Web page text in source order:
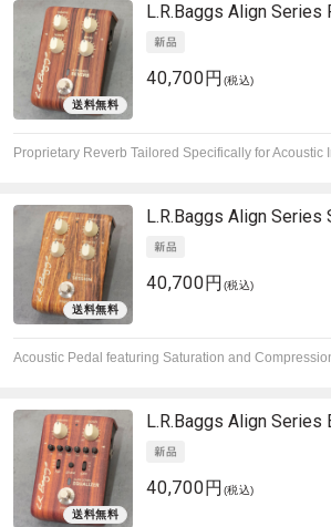
L.R.Baggs Align Series
40,700円 (税込)
Proprietary Reverb Tailored Specifically for Acoustic
L.R.Baggs Align Series
40,700円 (税込)
Acoustic Pedal featuring Saturation and
L.R.Baggs Align Series
40,700円 (税込)